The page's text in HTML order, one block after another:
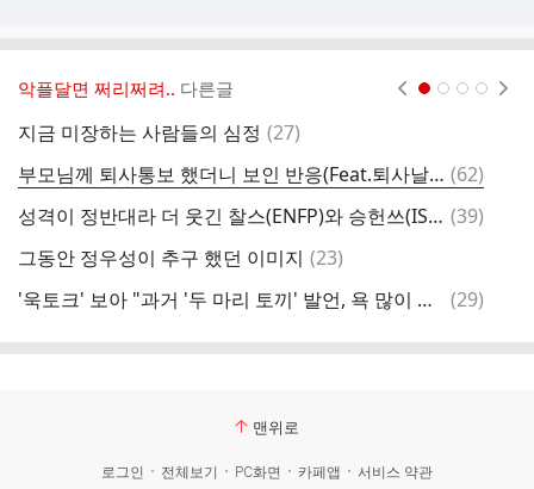
악플달면 쩌리쩌려.. 다른글
지금 미장하는 사람들의 심정 댓
(27)
부모님께 퇴사통보 했더니 보인 반응(Feat.퇴사날 야근) 댓
글
(62)
성격이 정반대라 더 웃긴 찰스(ENFP)와 승헌쓰(ISTP) 댓
(39)
그동안 정우성이 추구 했던 이미지 댓
(23)
'욱토크' 보아 "과거 '두 마리 토끼' 발언, 욕 많이 먹었다..안 쓰러워"
댓
(29)
맨위로
로그인 전체보기 PC화면 카페앱 서비스 약관